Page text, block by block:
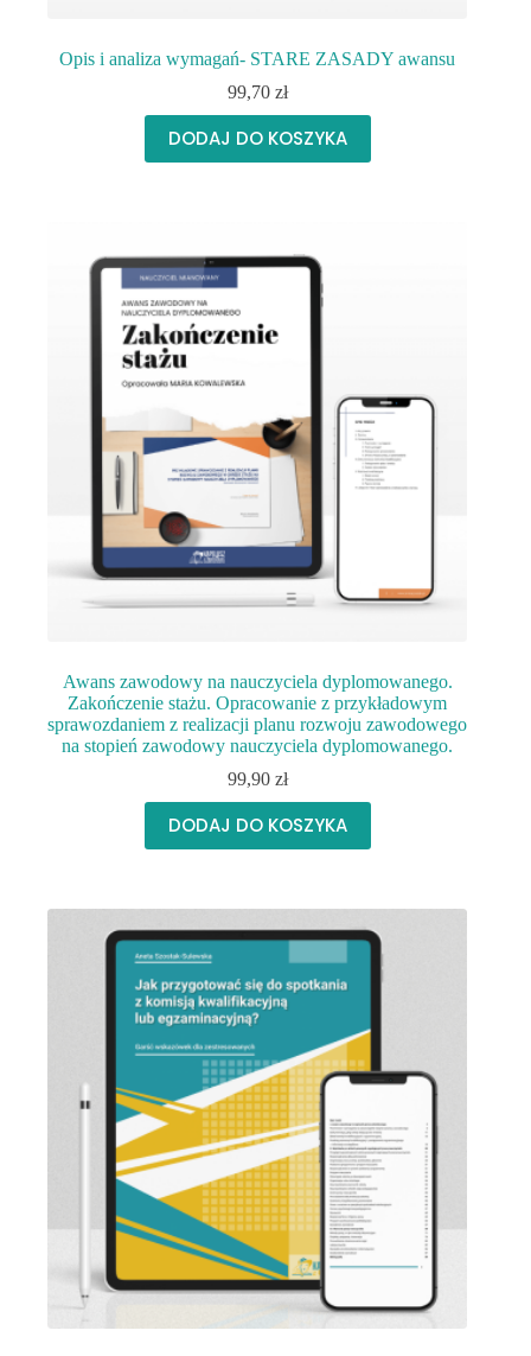
Opis i analiza wymagań- STARE ZASADY awansu
99,70 zł
DODAJ DO KOSZYKA
Awans zawodowy na nauczyciela dyplomowanego.
Zakończenie stażu. Opracowanie z przykładowym
sprawozdaniem z realizacji planu rozwoju zawodowego
na stopień zawodowy nauczyciela dyplomowanego.
99,90 zł
DODAJ DO KOSZYKA